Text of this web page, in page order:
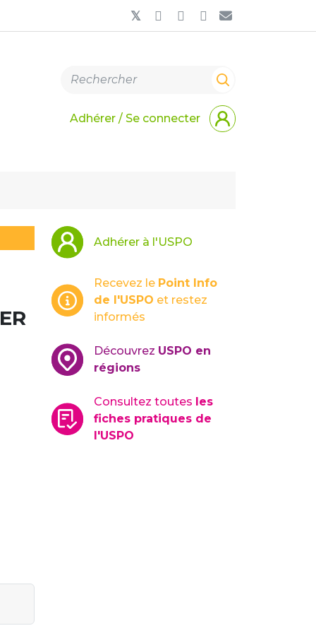
Adhérer / Se connecter
Adhérer à l'USPO
Recevez le Point Info
de l'USPO et restez
informés
Découvrez USPO en
régions
Consultez toutes les
fiches pratiques de
l'USPO